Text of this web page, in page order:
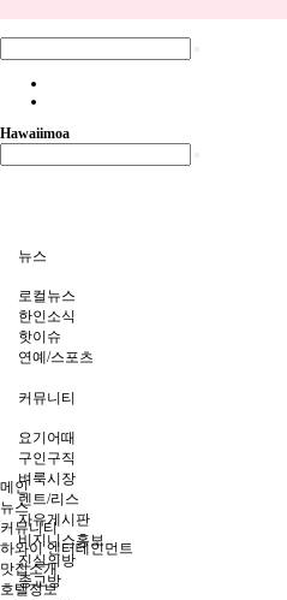
Hawaiimoa
뉴스
로컬뉴스
한인소식
핫이슈
연예/스포츠
커뮤니티
요기어때
구인구직
벼룩시장
렌트/리스
자유게시판
비지니스홍보
진실의방
종교방
메인
뉴스
커뮤니티
하와이 엔터테인먼트
맛집소개
호텔정보